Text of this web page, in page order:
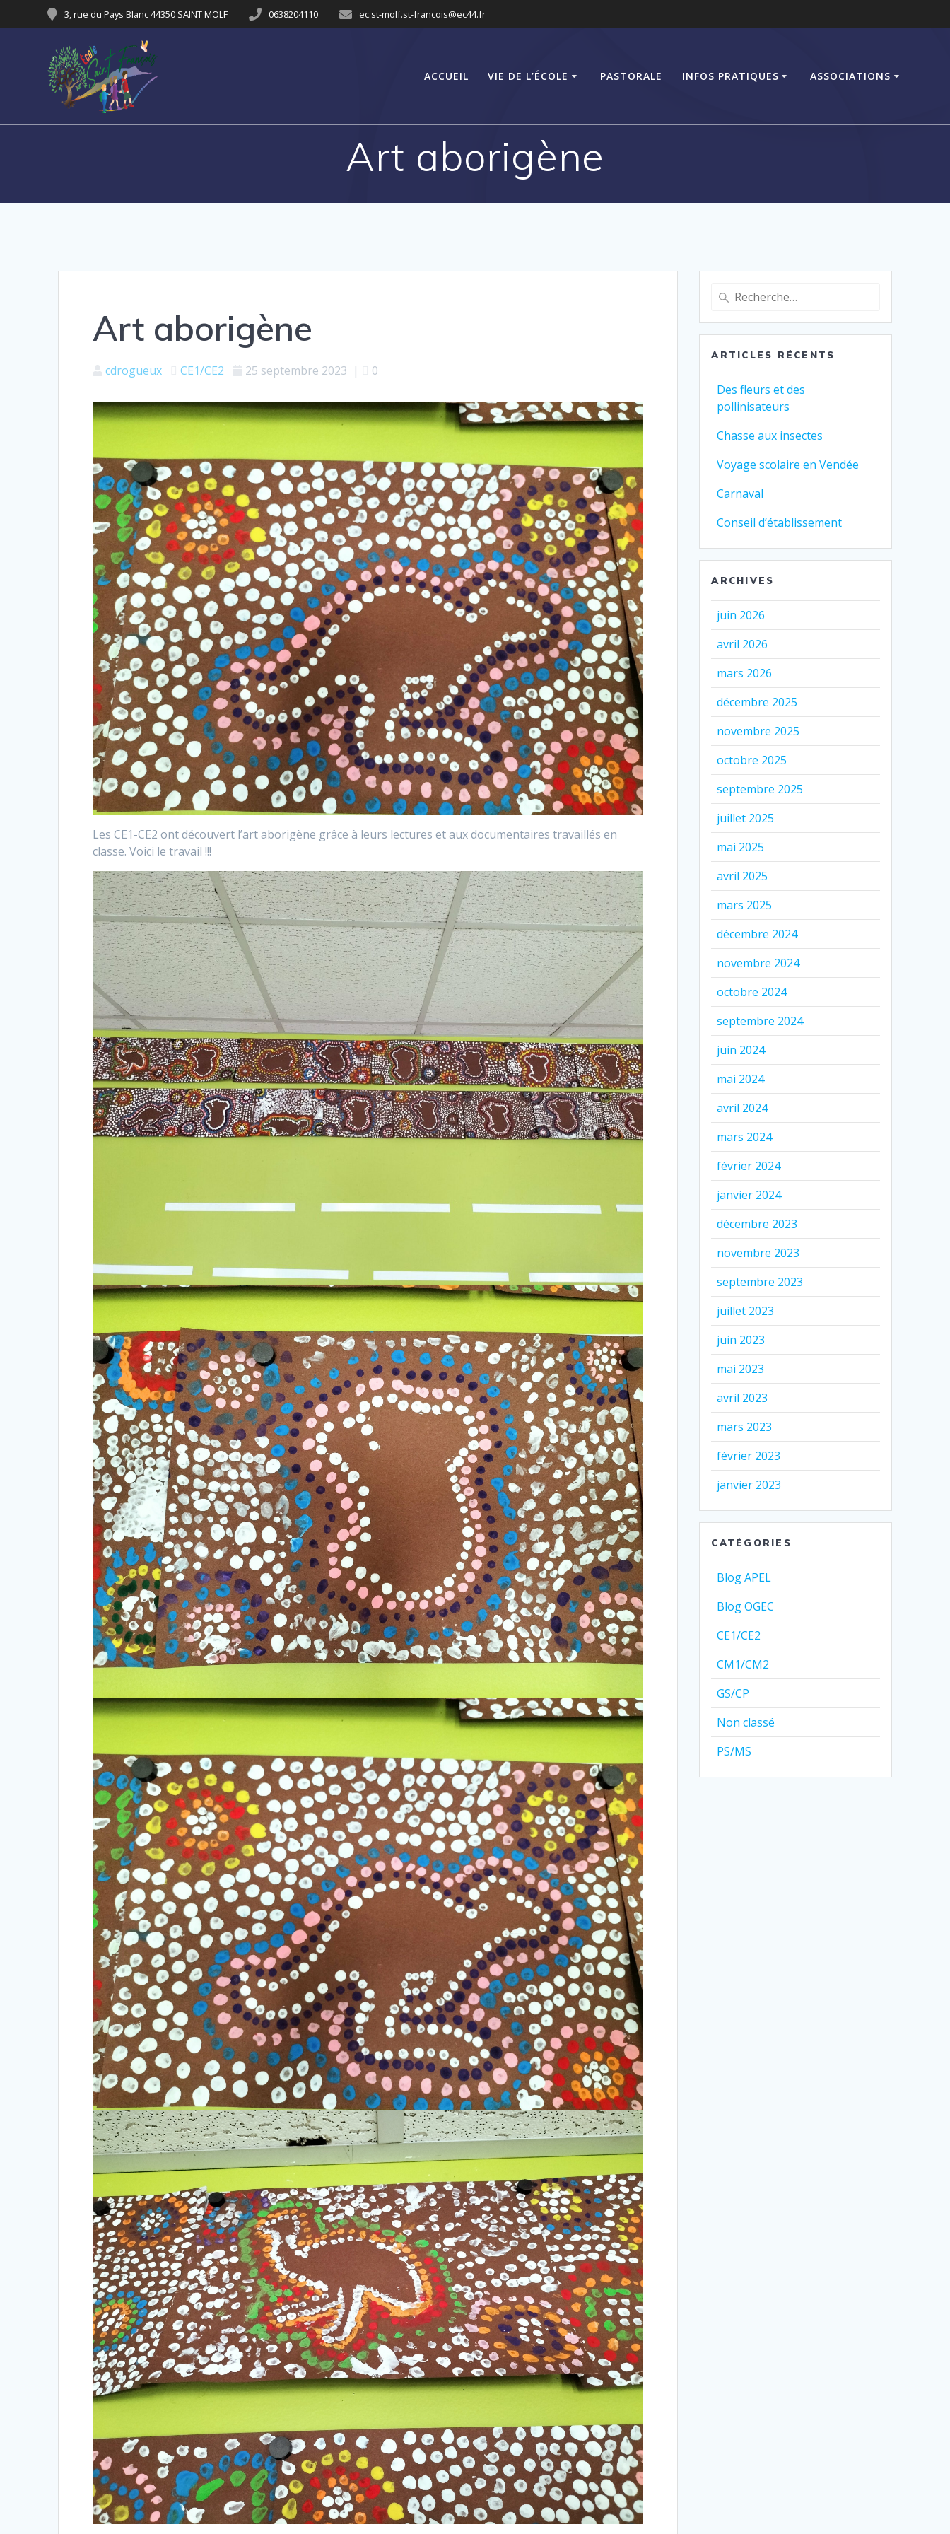
au
3, rue du Pays Blanc 44350 SAINT MOLF 0638204110 ec.st-molf.st-francois@ec44.fr
ACCUEIL VIE DE L’ÉCOLE PASTORALE INFOS PRATIQUES ASSOCIATIONS
Art aborigène
Art aborigène
cdrogueux CE1/CE2 25 septembre 2023 | 0
Les CE1-CE2 ont découvert l’art aborigène grâce à leurs lectures et aux documentaires travaillés en
classe. Voici le travail !!!
Recherche
pour
:
ARTICLES RÉCENTS
Des fleurs et des
pollinisateurs
Chasse aux insectes
Voyage scolaire en Vendée
Carnaval
Conseil d’établissement
ARCHIVES
juin 2026
avril 2026
mars 2026
décembre 2025
novembre 2025
octobre 2025
septembre 2025
juillet 2025
mai 2025
avril 2025
mars 2025
décembre 2024
novembre 2024
octobre 2024
septembre 2024
juin 2024
mai 2024
avril 2024
mars 2024
février 2024
janvier 2024
décembre 2023
novembre 2023
septembre 2023
juillet 2023
juin 2023
mai 2023
avril 2023
mars 2023
février 2023
janvier 2023
CATÉGORIES
Blog APEL
Blog OGEC
CE1/CE2
CM1/CM2
GS/CP
Non classé
PS/MS